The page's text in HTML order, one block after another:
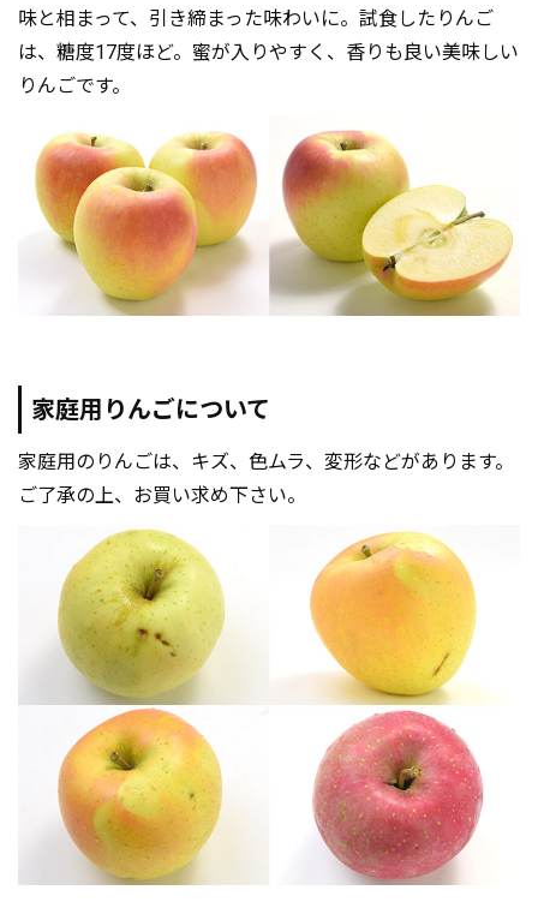
味と相まって、引き締まった味わいに。試食したりんご
は、糖度17度ほど。蜜が入りやすく、香りも良い美味しい
りんごです。
家庭用りんごについて
家庭用のりんごは、キズ、色ムラ、変形などがあります。
ご了承の上、お買い求め下さい。